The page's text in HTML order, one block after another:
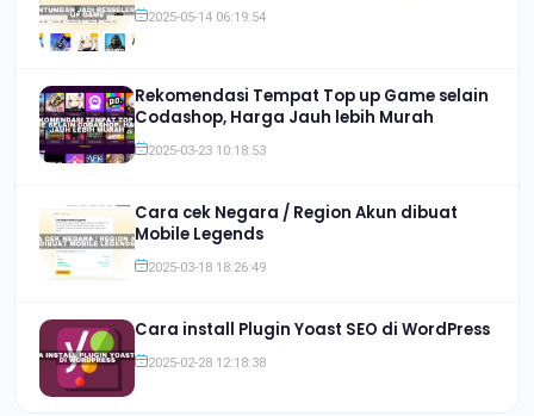
2025-05-14 06:19:54
Rekomendasi Tempat Top up Game selain
Codashop, Harga Jauh lebih Murah
2025-03-23 10:18:53
Cara cek Negara / Region Akun dibuat
Mobile Legends
2025-03-18 18:26:49
Cara install Plugin Yoast SEO di WordPress
2025-02-28 12:18:38